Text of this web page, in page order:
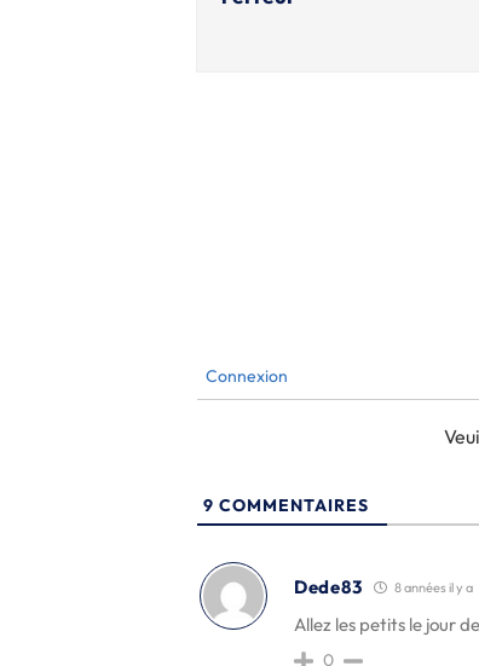
Connexion
9 COMMENTAIRES
Dede83 8 années il y a
Allez les petits le jour
0